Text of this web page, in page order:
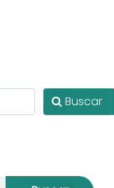
Buscar